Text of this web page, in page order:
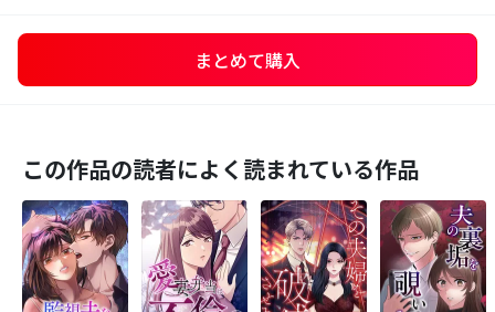
まとめて購入
この作品の読者によく読まれている作品